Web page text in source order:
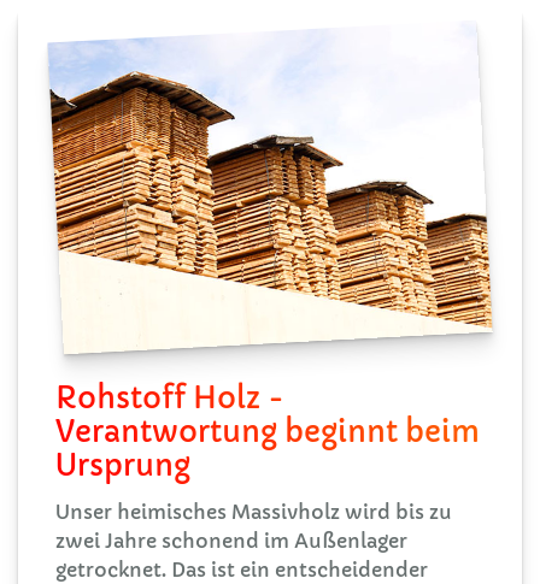
Rohstoff Holz -
Verantwortung beginnt beim
Ursprung
Unser heimisches Massivholz wird bis zu
zwei Jahre schonend im Außenlager
getrocknet. Das ist ein entscheidender